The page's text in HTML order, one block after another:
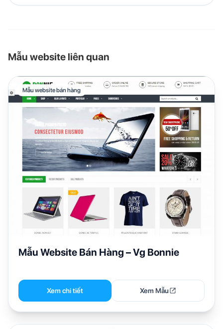
Mẫu website liên quan
Mẫu website bán hàng
Mẫu Website Bán Hàng – Vg Bonnie
Xem chi tiết Xem Mẫu